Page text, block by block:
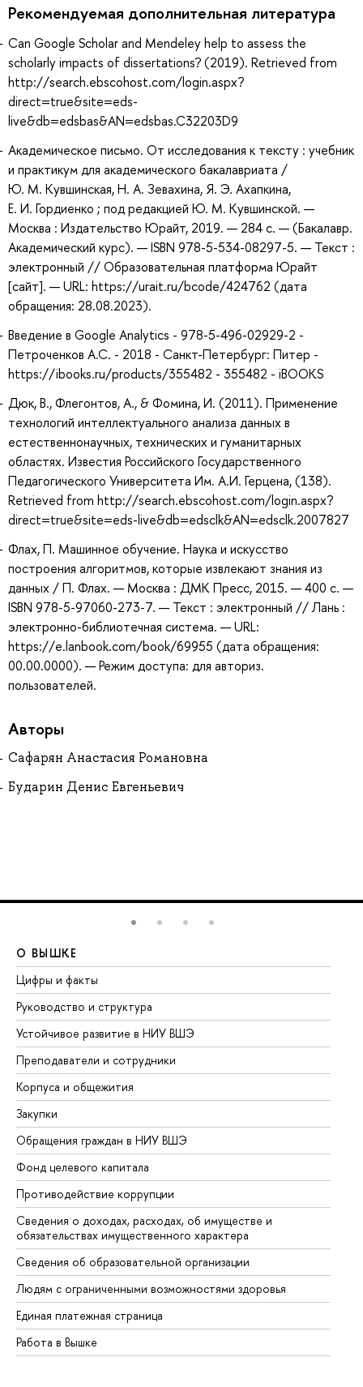
Рекомендуемая дополнительная литература
Can Google Scholar and Mendeley help to assess the
scholarly impacts of dissertations? (2019). Retrieved from
http://search.ebscohost.com/login.aspx?
direct=true&site=eds-
live&db=edsbas&AN=edsbas.C32203D9
Академическое письмо. От исследования к тексту : учебник
и практикум для академического бакалавриата /
Ю. М. Кувшинская, Н. А. Зевахина, Я. Э. Ахапкина,
Е. И. Гордиенко ; под редакцией Ю. М. Кувшинской. —
Москва : Издательство Юрайт, 2019. — 284 с. — (Бакалавр.
Академический курс). — ISBN 978-5-534-08297-5. — Текст :
электронный // Образовательная платформа Юрайт
[сайт]. — URL: https://urait.ru/bcode/424762 (дата
обращения: 28.08.2023).
Введение в Google Analytics - 978-5-496-02929-2 -
Петроченков А.С. - 2018 - Санкт-Петербург: Питер -
https://ibooks.ru/products/355482 - 355482 - iBOOKS
Дюк, В., Флегонтов, А., & Фомина, И. (2011). Применение
технологий интеллектуального анализа данных в
естественнонаучных, технических и гуманитарных
областях. Известия Российского Государственного
Педагогического Университета Им. А.И. Герцена, (138).
Retrieved from http://search.ebscohost.com/login.aspx?
direct=true&site=eds-live&db=edsclk&AN=edsclk.2007827
Флах, П. Машинное обучение. Наука и искусство
построения алгоритмов, которые извлекают знания из
данных / П. Флах. — Москва : ДМК Пресс, 2015. — 400 с. —
ISBN 978-5-97060-273-7. — Текст : электронный // Лань :
электронно-библиотечная система. — URL:
https://e.lanbook.com/book/69955 (дата обращения:
00.00.0000). — Режим доступа: для авториз.
пользователей.
Авторы
Сафарян Анастасия Романовна
Бударин Денис Евгеньевич
О ВЫШКЕ
Цифры и факты
Руководство и структура
Устойчивое развитие в НИУ ВШЭ
Преподаватели и сотрудники
Корпуса и общежития
Закупки
Обращения граждан в НИУ ВШЭ
Фонд целевого капитала
Противодействие коррупции
Сведения о доходах, расходах, об имуществе и
обязательствах имущественного характера
Сведения об образовательной организации
Людям с ограниченными возможностями здоровья
Единая платежная страница
Работа в Вышке